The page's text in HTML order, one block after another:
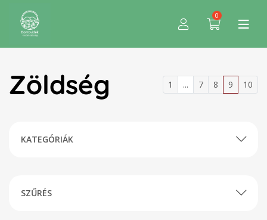
0
Zöldség 1 ... 7 8 9 10
KATEGÓRIÁK
SZŰRÉS